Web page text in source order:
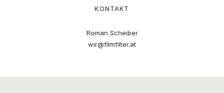
KONTAKT
Roman Scheiber
wir@filmfilter.at